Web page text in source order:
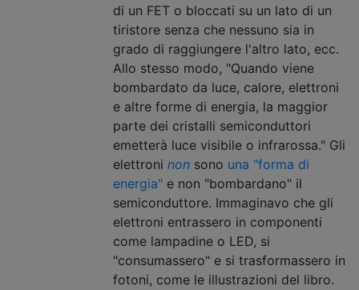
di un FET o bloccati su un lato di un
tiristore senza che nessuno sia in
grado di raggiungere l'altro lato, ecc.
Allo stesso modo, "Quando viene
bombardato da luce, calore, elettroni
e altre forme di energia, la maggior
parte dei cristalli semiconduttori
emetterà luce visibile o infrarossa." Gli
elettroni non sono una "forma di
energia" e non "bombardano" il
semiconduttore. Immaginavo che gli
elettroni entrassero in componenti
come lampadine o LED, si
"consumassero" e si trasformassero in
fotoni, come le illustrazioni del libro.